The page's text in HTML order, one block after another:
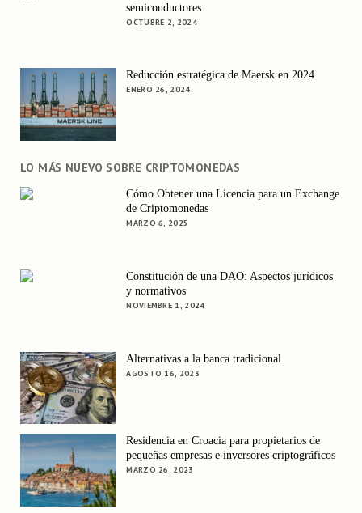
semiconductores
OCTUBRE 2, 2024
Reducción estratégica de Maersk en 2024
ENERO 26, 2024
LO MÁS NUEVO SOBRE CRIPTOMONEDAS
Cómo Obtener una Licencia para un Exchange
de Criptomonedas
MARZO 6, 2025
Constitución de una DAO: Aspectos jurídicos
y normativos
NOVIEMBRE 1, 2024
Alternativas a la banca tradicional
AGOSTO 16, 2023
Residencia en Croacia para propietarios de
pequeñas empresas e inversores criptográficos
MARZO 26, 2023